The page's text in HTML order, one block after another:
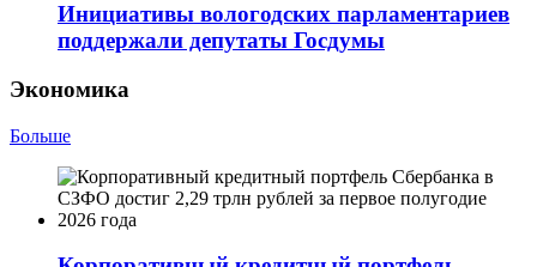
Инициативы вологодских парламентариев
поддержали депутаты Госдумы
Экономика
Больше